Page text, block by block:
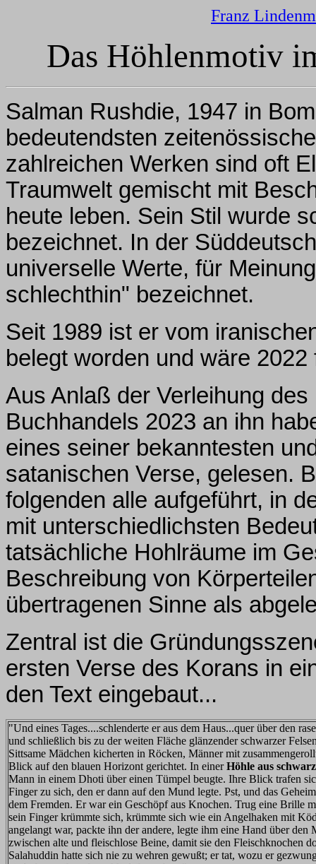
Franz
Das Höhlenmotiv
Salman Rushdie, 1947 in
bedeutendsten
zahlreichen Werken sind oft
Traumwelt gemischt mit
heute leben. Sein Stil wurde
bezeichnet. In der
universelle Werte, für
schlechthin" bezeichnet.
Seit 1989 ist er vom
belegt worden und wäre
Aus Anlaß der Verleihung
Buchhandels 2023 an ihn
eines seiner bekanntesten
satanischen Verse, gelesen.
folgenden alle aufgeführt, in
mit unterschiedlichsten
tatsächliche Hohlräume im
Beschreibung von
übertragenen Sinne als
Zentral ist die
ersten Verse des Korans in
den Text eingebaut...
"Und eines Tages....schlenderte er aus dem Haus...quer über den
und schließlich bis zu der weiten Fläche glänzender schwarzer
Sittsame Mädchen kicherten in Röcken, Männer mit
Blick auf den blauen Horizont gerichtet. In einerHöhle aus
Mann in einem Dhoti über einen Tümpel beugte. Ihre Blick trafen
Finger zu sich, den er dann auf den Mund legte. Pst, und das
dem Fremden. Er war ein Geschöpf aus Knochen. Trug eine Brille
sein Finger krümmte sich, krümmte sich wie ein Angelhaken mit
angelangt war, packte ihn der andere, legte ihm eine Hand über
zwischen alte und fleischlose Beine, damit sie den Fleischknochen
Salahuddin hatte sich nie zu wehren gewußt; er tat, wozu er